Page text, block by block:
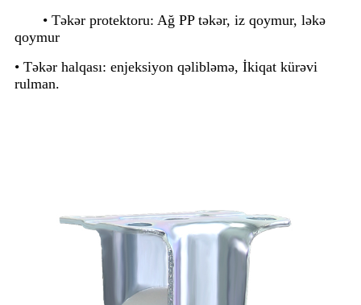
• Təkər protektoru: Ağ PP təkər, iz qoymur, ləkə
qoymur
• Təkər halqası: enjeksiyon qəlibləmə, İkiqat kürəvi
rulman.